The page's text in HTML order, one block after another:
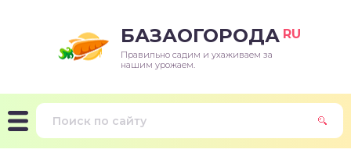
БАЗАОГОРОДА RU
Правильно садим и ухаживаем за
нашим урожаем.